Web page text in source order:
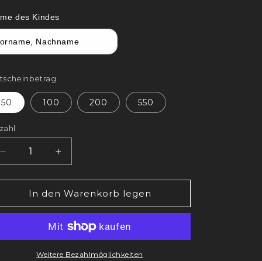
des Kindes
50 100 200 550
Verringere
die
Menge
EP
GESCHENK-
GUTSCHEIN
Erhöhe
die
Menge
für
EP
ACADEMY
-
GESCHENK-
GUTSCHEIN
In den Warenkorb legen
Weitere Bezahlmöglichkeiten